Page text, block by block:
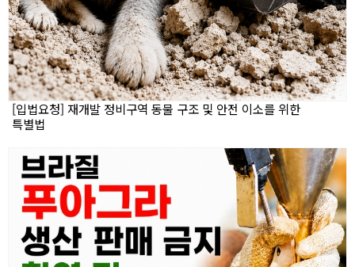
[입법요청] 재개발 정비구역 동물 구조 및 안전 이소를 위한
특별법